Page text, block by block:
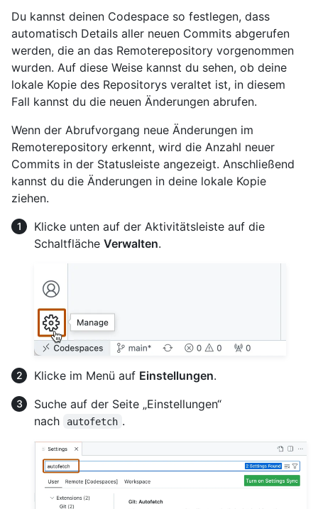
Du kannst deinen Codespace so festlegen, dass
automatisch Details aller neuen Commits abgerufen
werden, die an das Remoterepository vorgenommen
wurden. Auf diese Weise kannst du sehen, ob deine
lokale Kopie des Repositorys veraltet ist, in diesem
Fall kannst du die neuen Änderungen abrufen.
Wenn der Abrufvorgang neue Änderungen im
Remoterepository erkennt, wird die Anzahl neuer
Commits in der Statusleiste angezeigt. Anschließend
kannst du die Änderungen in deine lokale Kopie
ziehen.
Klicke unten auf der Aktivitätsleiste auf die
Schaltfläche Verwalten.
Klicke im Menü auf Einstellungen.
Suche auf der Seite „Einstellungen“
nach
autofetch .